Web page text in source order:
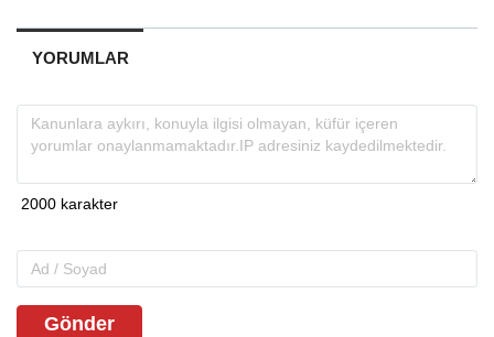
YORUMLAR
Gönder